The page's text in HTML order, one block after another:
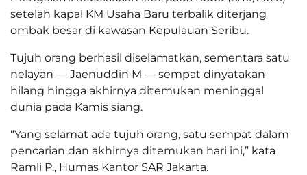
setelah kapal KM Usaha Baru terbalik diterjang
ombak besar di kawasan Kepulauan Seribu.
Tujuh orang berhasil diselamatkan, sementara satu
nelayan — Jaenuddin M — sempat dinyatakan
hilang hingga akhirnya ditemukan meninggal
dunia pada Kamis siang.
“Yang selamat ada tujuh orang, satu sempat dalam
pencarian dan akhirnya ditemukan hari ini,” kata
Ramli P., Humas Kantor SAR Jakarta.